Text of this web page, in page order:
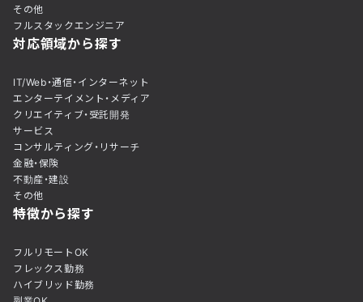
その他
フルスタックエンジニア
対応領域から探す
IT/Web・通信・インターネット
エンターテイメント・メディア
クリエイティブ・受託開発
サービス
コンサルティング・リサーチ
金融・保険
不動産・建設
その他
特徴から探す
フルリモートOK
フレックス勤務
ハイブリッド勤務